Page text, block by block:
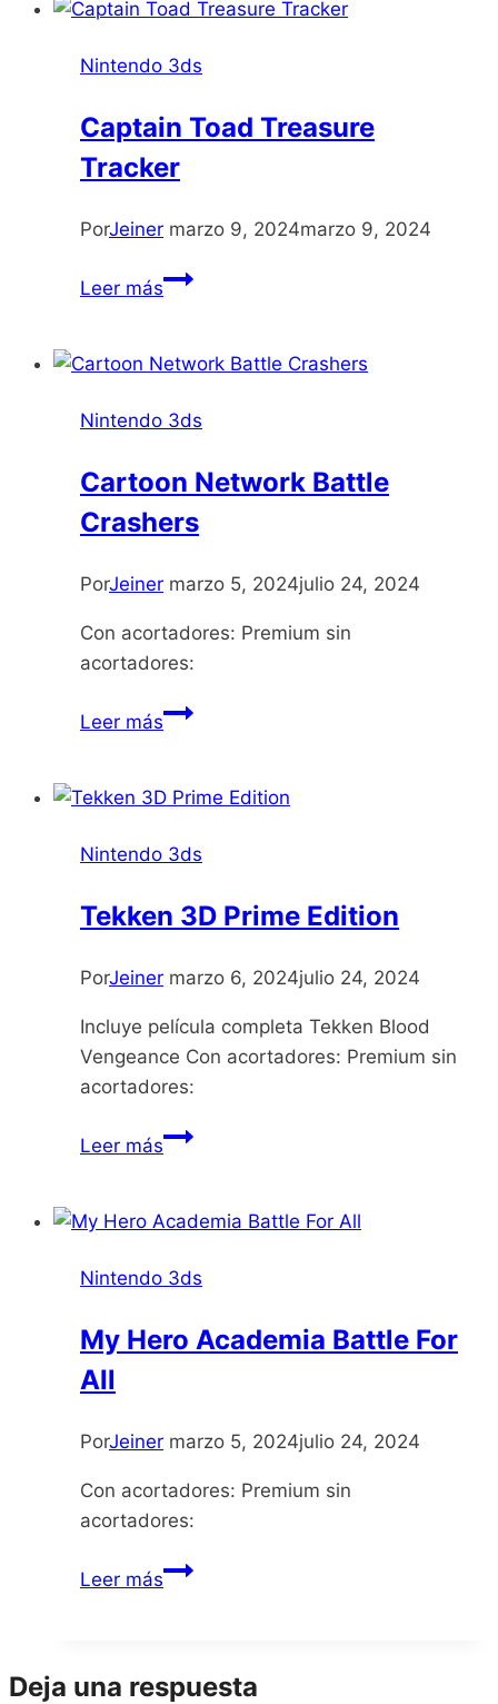
Nintendo 3ds
Captain Toad Treasure
Tracker
PorJeiner marzo 9, 2024marzo 9, 2024
Leer másCaptain
Tracker
Nintendo 3ds
Cartoon Network Battle
Crashers
PorJeiner marzo 5, 2024julio 24, 2024
Con acortadores: Premium sin
acortadores:
Leer másCartoon
Crashers
Nintendo 3ds
Tekken 3D Prime Edition
PorJeiner marzo 6, 2024julio 24, 2024
Incluye película completa Tekken Blood
Vengeance Con acortadores: Premium sin
acortadores:
Leer másTekken
Edition
Nintendo 3ds
My Hero Academia Battle For
All
PorJeiner marzo 5, 2024julio 24, 2024
Con acortadores: Premium sin
acortadores:
Leer másMy
For
Deja una respuesta